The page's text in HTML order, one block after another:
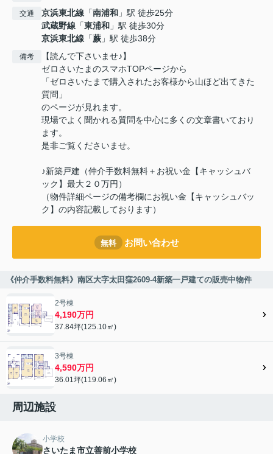
交通 京浜東北線 「南浦和 」駅 徒歩25分
武蔵野線 「東浦和 」駅 徒歩30分
京浜東北線 「蕨 」駅 徒歩38分
備考
【読んで下さいませ♪】
ゼロさいたまのスマホTOPページから
「ゼロさいたまで購入されたお客様から山ほど出てきた
質問」
のページが見れます。
現場でよく聞かれる質問を中心に多くの文章書いており
ます。
是非ご覧くださいませ。
♪新築戸建（仲介手数料無料＋お祝い金【キャッシュバ
ック】最大２０万円）
（物件詳細ページの備考欄にお祝い金【キャッシュバッ
ク】の内容記載しております）
無料 お問い合わせ
《仲介手数料無料》南区大字太田窪2609-4新築一戸建ての販売中物件
2号棟
4,190万円
37.84坪(125.10㎡)
3号棟
4,590万円
36.01坪(119.06㎡)
周辺施設
小学校
さいたま市立善前小学校